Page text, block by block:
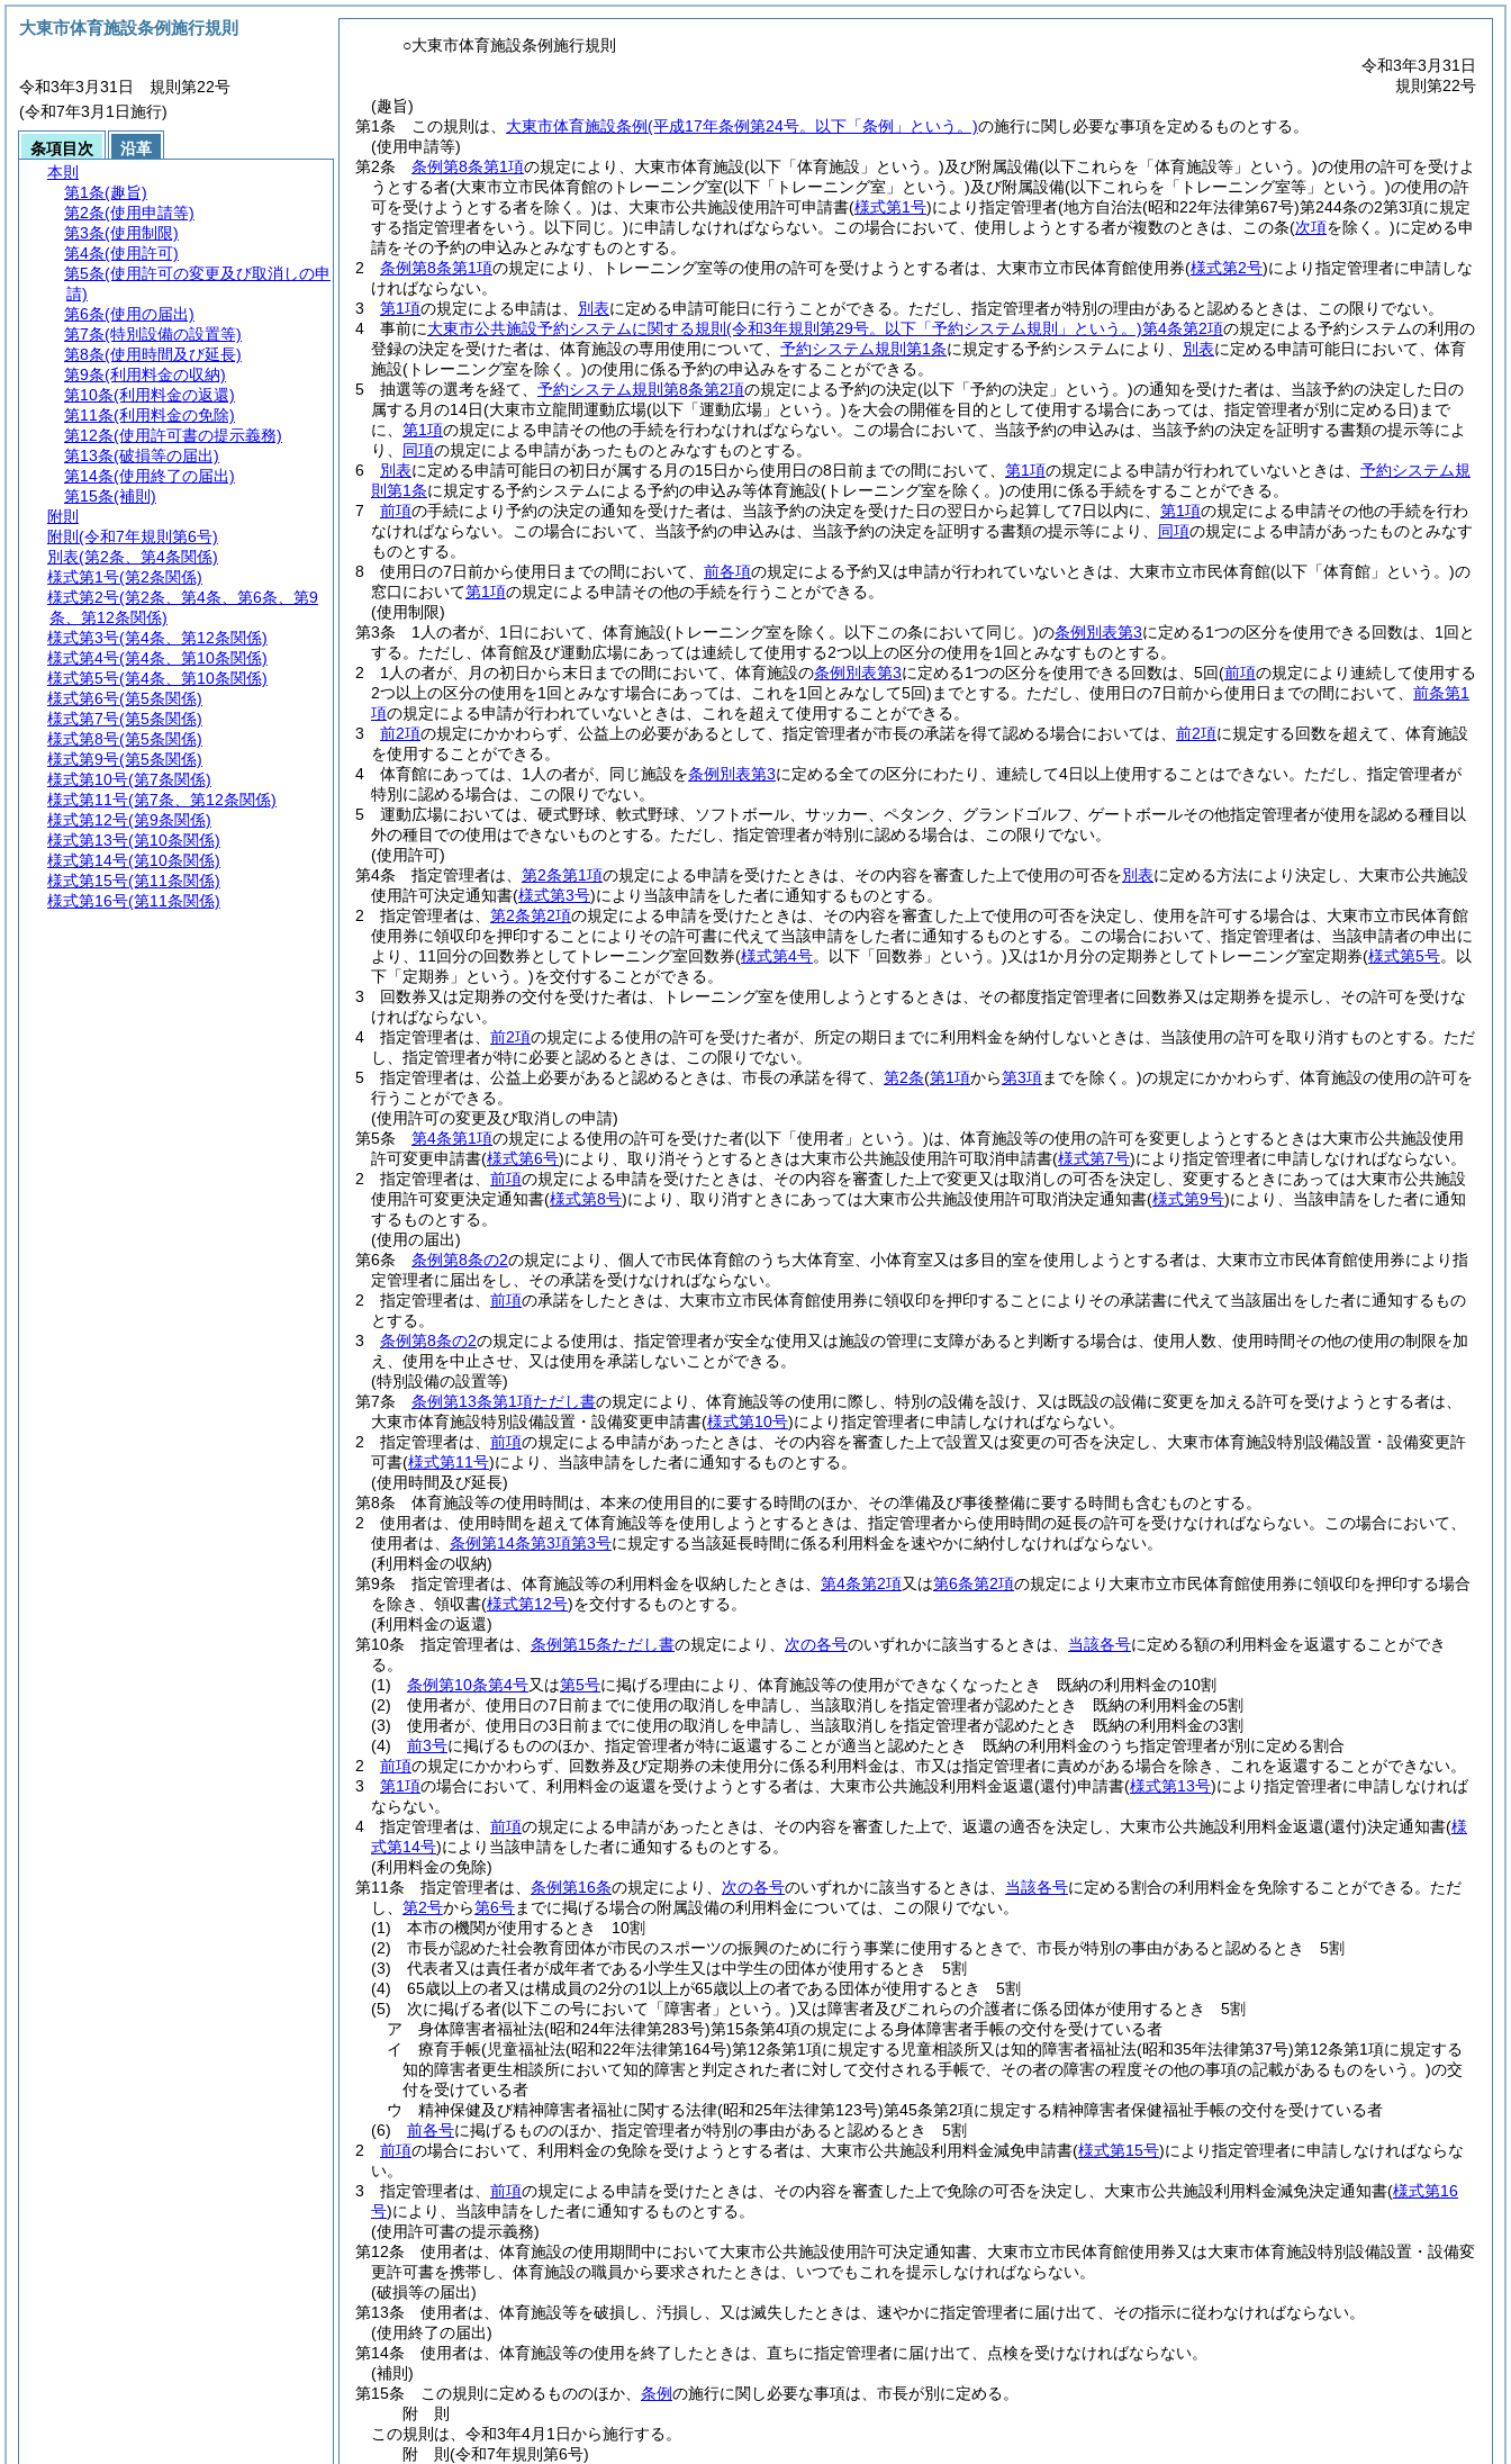
○大東市体育施設条例施行規則
令和3年3月31日
規則第22号
(趣旨)
第1条
この規則は、 大東市体育施設条例(平成17年条例第24号。以下「条例」という。)の施行に関し必要な事項を定めるものとする。
(使用申請等)
第2条
条例第8条第1項の規定により、大東市体育施設(以下「体育施設」という。)及び附属設備(以下これらを「体育施設等」という。)の使用の許可を受けよ
うとする者(大東市立市民体育館のトレーニング室(以下「トレーニング室」という。)及び附属設備(以下これらを「トレーニング室等」という。)の使用の許
可を受けようとする者を除く。)は、大東市公共施設使用許可申請書(様式第1号)により指定管理者(地方自治法(昭和22年法律第67号)第244条の2第3項に規定
する指定管理者をいう。以下同じ。)に申請しなければならない。 この場合において、使用しようとする者が複数のときは、この条(次項を除く。)に定める申
請をその予約の申込みとみなすものとする。
2
条例第8条第1項の規定により、トレーニング室等の使用の許可を受けようとする者は、大東市立市民体育館使用券(様式第2号)により指定管理者に申請しな
ければならない。
3
第1項の規定による申請は、 別表に定める申請可能日に行うことができる。 ただし、指定管理者が特別の理由があると認めるときは、この限りでない。
4
事前に大東市公共施設予約システムに関する規則 (令和3年規則第29号。以下「予約システム規則」という。)第4条第2項の規定による予約システムの利用の
登録の決定を受けた者は、体育施設の専用使用について、 予約システム規則第1条に規定する予約システムにより、 別表に定める申請可能日において、体育
施設(トレーニング室を除く。)の使用に係る予約の申込みをすることができる。
5
抽選等の選考を経て、 予約システム規則第8条第2項の規定による予約の決定(以下「予約の決定」という。)の通知を受けた者は、当該予約の決定した日の
属する月の14日(大東市立龍間運動広場(以下「運動広場」という。)を大会の開催を目的として使用する場合にあっては、指定管理者が別に定める日) まで
に、 第1項の規定による申請その他の手続を行わなければならない。
この場合において、当該予約の申込みは、当該予約の決定を証明する書類の提示等によ
り、 同項の規定による申請があったものとみなすものとする。
6
別表に定める申請可能日の初日が属する月の15日から使用日の8日前までの間において、 第1項の規定による申請が行われていないときは、 予約システム規
則第1条に規定する予約システムによる予約の申込み等体育施設(トレーニング室を除く。)の使用に係る手続をすることができる。
7
前項の手続により予約の決定の通知を受けた者は、当該予約の決定を受けた日の翌日から起算して7日以内に、 第1項の規定による申請その他の手続を行わ
なければならない。
この場合において、当該予約の申込みは、当該予約の決定を証明する書類の提示等により、 同項の規定による申請があったものとみなす
ものとする。
8
使用日の7日前から使用日までの間において、 前各項の規定による予約又は申請が行われていないときは、大東市立市民体育館(以下「体育館」という。)の
窓口において第1項の規定による申請その他の手続を行うことができる。
(使用制限)
第3条
1人の者が、1日において、体育施設(トレーニング室を除く。以下この条において同じ。)の条例別表第3に定める1つの区分を使用できる回数は、1回と
する。 ただし、体育館及び運動広場にあっては連続して使用する2つ以上の区分の使用を1回とみなすものとする。
2
1人の者が、月の初日から末日までの間において、体育施設の条例別表第3に定める1つの区分を使用できる回数は、5回(前項の規定により連続して使用する
2つ以上の区分の使用を1回とみなす場合にあっては、これを1回とみなして5回) までとする。 ただし、使用日の7日前から使用日までの間において、 前条第1
項の規定による申請が行われていないときは、これを超えて使用することができる。
3
前2項の規定にかかわらず、公益上の必要があるとして、指定管理者が市長の承諾を得て認める場合においては、 前2項に規定する回数を超えて、体育施設
を使用することができる。
4
体育館にあっては、1人の者が、同じ施設を条例別表第3に定める全ての区分にわたり、連続して4日以上使用することはできない。 ただし、指定管理者が
特別に認める場合は、この限りでない。
5
運動広場においては、硬式野球、軟式野球、ソフトボール、サッカー、ペタンク、グランドゴルフ、ゲートボールその他指定管理者が使用を認める種目以
外の種目での使用はできないものとする。 ただし、指定管理者が特別に認める場合は、この限りでない。
(使用許可)
第4条
指定管理者は、 第2条第1項の規定による申請を受けたときは、その内容を審査した上で使用の可否を別表に定める方法により決定し、大東市公共施設
使用許可決定通知書(様式第3号)により当該申請をした者に通知するものとする。
2
指定管理者は、 第2条第2項の規定による申請を受けたときは、その内容を審査した上で使用の可否を決定し、使用を許可する場合は、大東市立市民体育館
使用券に領収印を押印することによりその許可書に代えて当該申請をした者に通知するものとする。
この場合において、指定管理者は、当該申請者の申出に
より、11回分の回数券としてトレーニング室回数券(様式第4号。以下「回数券」という。)又は1か月分の定期券としてトレーニング室定期券(様式第5号。以
下「定期券」という。)を交付することができる。
3
回数券又は定期券の交付を受けた者は、トレーニング室を使用しようとするときは、その都度指定管理者に回数券又は定期券を提示し、その許可を受けな
ければならない。
4
指定管理者は、 前2項の規定による使用の許可を受けた者が、所定の期日までに利用料金を納付しないときは、当該使用の許可を取り消すものとする。 ただ
し、指定管理者が特に必要と認めるときは、この限りでない。
5
指定管理者は、公益上必要があると認めるときは、市長の承諾を得て、 第2条(第1項から第3項までを除く。)の規定にかかわらず、体育施設の使用の許可を
行うことができる。
(使用許可の変更及び取消しの申請)
第5条
第4条第1項の規定による使用の許可を受けた者(以下「使用者」という。)は、体育施設等の使用の許可を変更しようとするときは大東市公共施設使用
許可変更申請書(様式第6号)により、取り消そうとするときは大東市公共施設使用許可取消申請書(様式第7号)により指定管理者に申請しなければならない。
2
指定管理者は、 前項の規定による申請を受けたときは、その内容を審査した上で変更又は取消しの可否を決定し、変更するときにあっては大東市公共施設
使用許可変更決定通知書(様式第8号)により、取り消すときにあっては大東市公共施設使用許可取消決定通知書(様式第9号)により、当該申請をした者に通知
するものとする。
(使用の届出)
第6条
条例第8条の2の規定により、個人で市民体育館のうち大体育室、小体育室又は多目的室を使用しようとする者は、大東市立市民体育館使用券により指
定管理者に届出をし、その承諾を受けなければならない。
2
指定管理者は、 前項の承諾をしたときは、大東市立市民体育館使用券に領収印を押印することによりその承諾書に代えて当該届出をした者に通知するもの
とする。
3
条例第8条の2の規定による使用は、指定管理者が安全な使用又は施設の管理に支障があると判断する場合は、使用人数、使用時間その他の使用の制限を加
え、使用を中止させ、又は使用を承諾しないことができる。
(特別設備の設置等)
第7条
条例第13条第1項ただし書の規定により、体育施設等の使用に際し、特別の設備を設け、又は既設の設備に変更を加える許可を受けようとする者は、
大東市体育施設特別設備設置・設備変更申請書(様式第10号)により指定管理者に申請しなければならない。
2
指定管理者は、 前項の規定による申請があったときは、その内容を審査した上で設置又は変更の可否を決定し、大東市体育施設特別設備設置・設備変更許
可書(様式第11号)により、当該申請をした者に通知するものとする。
(使用時間及び延長)
第8条
体育施設等の使用時間は、本来の使用目的に要する時間のほか、その準備及び事後整備に要する時間も含むものとする。
2
使用者は、使用時間を超えて体育施設等を使用しようとするときは、指定管理者から使用時間の延長の許可を受けなければならない。
この場合において、
使用者は、 条例第14条第3項第3号に規定する当該延長時間に係る利用料金を速やかに納付しなければならない。
(利用料金の収納)
第9条
指定管理者は、体育施設等の利用料金を収納したときは、 第4条第2項又は第6条第2項の規定により大東市立市民体育館使用券に領収印を押印する場合
を除き、領収書(様式第12号)を交付するものとする。
(利用料金の返還)
第10条
指定管理者は、 条例第15条ただし書の規定により、 次の各号のいずれかに該当するときは、 当該各号に定める額の利用料金を返還することができ
る。
(1)
条例第10条第4号又は第5号に掲げる理由により、体育施設等の使用ができなくなったとき 既納の利用料金の10割
(2)
使用者が、使用日の7日前までに使用の取消しを申請し、当該取消しを指定管理者が認めたとき 既納の利用料金の5割
(3)
使用者が、使用日の3日前までに使用の取消しを申請し、当該取消しを指定管理者が認めたとき 既納の利用料金の3割
(4)
前3号に掲げるもののほか、指定管理者が特に返還することが適当と認めたとき 既納の利用料金のうち指定管理者が別に定める割合
2
前項の規定にかかわらず、回数券及び定期券の未使用分に係る利用料金は、市又は指定管理者に責めがある場合を除き、これを返還することができない。
3
第1項の場合において、利用料金の返還を受けようとする者は、大東市公共施設利用料金返還(還付)申請書(様式第13号)により指定管理者に申請しなければ
ならない。
4
指定管理者は、 前項の規定による申請があったときは、その内容を審査した上で、返還の適否を決定し、大東市公共施設利用料金返還(還付)決定通知書(様
式第14号)により当該申請をした者に通知するものとする。
(利用料金の免除)
第11条
指定管理者は、 条例第16条の規定により、 次の各号のいずれかに該当するときは、 当該各号に定める割合の利用料金を免除することができる。 ただ
し、 第2号から第6号までに掲げる場合の附属設備の利用料金については、この限りでない。
(1)
本市の機関が使用するとき 10割
(2)
市長が認めた社会教育団体が市民のスポーツの振興のために行う事業に使用するときで、市長が特別の事由があると認めるとき 5割
(3)
代表者又は責任者が成年者である小学生又は中学生の団体が使用するとき 5割
(4)
65歳以上の者又は構成員の2分の1以上が65歳以上の者である団体が使用するとき 5割
(5)
次に掲げる者(以下この号において「障害者」という。)又は障害者及びこれらの介護者に係る団体が使用するとき 5割
ア
身体障害者福祉法(昭和24年法律第283号)第15条第4項の規定による身体障害者手帳の交付を受けている者
イ
療育手帳(児童福祉法(昭和22年法律第164号)第12条第1項に規定する児童相談所又は知的障害者福祉法(昭和35年法律第37号)第12条第1項に規定する
知的障害者更生相談所において知的障害と判定された者に対して交付される手帳で、その者の障害の程度その他の事項の記載があるものをいう。)の交
付を受けている者
ウ
精神保健及び精神障害者福祉に関する法律(昭和25年法律第123号)第45条第2項に規定する精神障害者保健福祉手帳の交付を受けている者
(6)
前各号に掲げるもののほか、指定管理者が特別の事由があると認めるとき 5割
2
前項の場合において、利用料金の免除を受けようとする者は、大東市公共施設利用料金減免申請書(様式第15号)により指定管理者に申請しなければならな
い。
3
指定管理者は、 前項の規定による申請を受けたときは、その内容を審査した上で免除の可否を決定し、大東市公共施設利用料金減免決定通知書(様式第16
号)により、当該申請をした者に通知するものとする。
(使用許可書の提示義務)
第12条
使用者は、体育施設の使用期間中において大東市公共施設使用許可決定通知書、大東市立市民体育館使用券又は大東市体育施設特別設備設置・設備変
更許可書を携帯し、体育施設の職員から要求されたときは、いつでもこれを提示しなければならない。
(破損等の届出)
第13条
使用者は、体育施設等を破損し、汚損し、又は滅失したときは、速やかに指定管理者に届け出て、その指示に従わなければならない。
(使用終了の届出)
第14条
使用者は、体育施設等の使用を終了したときは、直ちに指定管理者に届け出て、点検を受けなければならない。
(補則)
第15条
この規則に定めるもののほか、 条例の施行に関し必要な事項は、市長が別に定める。
附 則
この規則は、令和3年4月1日から施行する。
附 則(令和7年規則第6号)
大東市体育施設条例施行規則
令和3年3月31日 規則第22号
(令和7年3月1日施行)
条項目次
沿革
本則
第1条(趣旨)
第2条(使用申請等)
第3条(使用制限)
第4条(使用許可)
第5条(使用許可の変更及び取消しの申
請)
第6条(使用の届出)
第7条(特別設備の設置等)
第8条(使用時間及び延長)
第9条(利用料金の収納)
第10条(利用料金の返還)
第11条(利用料金の免除)
第12条(使用許可書の提示義務)
第13条(破損等の届出)
第14条(使用終了の届出)
第15条(補則)
附則
附則 (令和7年規則第6号)
別表(第2条、第4条関係)
様式第1号(第2条関係)
様式第2号(第2条、第4条、第6条、第9
条、第12条関係)
様式第3号(第4条、第12条関係)
様式第4号(第4条、第10条関係)
様式第5号(第4条、第10条関係)
様式第6号(第5条関係)
様式第7号(第5条関係)
様式第8号(第5条関係)
様式第9号(第5条関係)
様式第10号(第7条関係)
様式第11号(第7条、第12条関係)
様式第12号(第9条関係)
様式第13号(第10条関係)
様式第14号(第10条関係)
様式第15号(第11条関係)
様式第16号(第11条関係)